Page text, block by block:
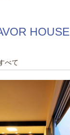
HOUSE
べて